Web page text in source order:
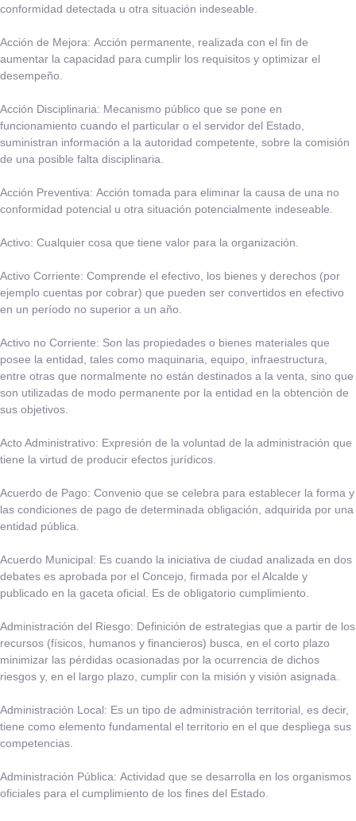
conformidad detectada u otra situación indeseable.
Acción de Mejora: ​Acción permanente, realizada con el fin de
aumentar la capacidad para cumplir los requisitos y optimizar el
desempeño.
Acción Disciplinaria: ​Mecanismo público que se pone en
funcionamiento cuando el particular o el servidor del Estado,
suministran información a la autoridad competente, sobre la comisión
de una posible falta disciplinaria.
Acción Preventiva: ​Acción tomada para eliminar la causa de una no
conformidad potencial u otra situación potencialmente indeseable.
Activo: ​Cualquier cosa que tiene valor para la organización.
Activo Corriente: ​Comprende el efectivo, los bienes y derechos (por
ejemplo cuentas por cobrar) que pueden ser convertidos en efectivo
en un período no superior a un año.​
Activo no Corriente: ​Son las propiedades o bienes materiales que
posee la entidad, tales como maquinaria, equipo, infraestructura,
entre otras que normalmente no están destinados a la venta, sino que
son utilizadas de modo permanente por la entidad en la obtención de
sus objetivos.​
Acto Administrativo: ​Expresión de la voluntad de la administración que
tiene la virtud de producir efectos jurídicos.
Acuerdo de Pago: ​Convenio que se celebra para establecer la forma y
las condiciones de pago de determinada obligación, adquirida por una
entidad pública.
Acuerdo Municipal: ​Es cuando la iniciativa de ciudad analizada en dos
debates es aprobada por el Concejo, firmada por el Alcalde y
publicado en la gaceta oficial. Es de obligatorio cumplimiento.
Administración del Riesgo: ​Definición de estrategias que a partir de los
recursos (físicos, humanos y financieros) busca, en el corto plazo
minimizar las pérdidas ocasionadas por la ocurrencia de dichos
riesgos y, en el largo plazo, cumplir con la misión y visión asignada.
Administración Local: ​Es un tipo de administración territorial, es decir,
tiene como elemento fundamental el territorio en el que despliega sus
competencias.
Administración Pública: ​Actividad que se desarrolla en los organismos
oficiales para el cumplimiento de los fines del Estado.